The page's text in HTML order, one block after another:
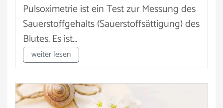
Pulsoximetrie ist ein Test zur Messung des
Sauerstoffgehalts (Sauerstoffsättigung) des
Blutes. Es ist...
weiter lesen